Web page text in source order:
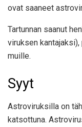
ovat saaneet
Tartunnan saanut
viruksen
muille.
Syyt
Astroviruksilla on
katsottuna.